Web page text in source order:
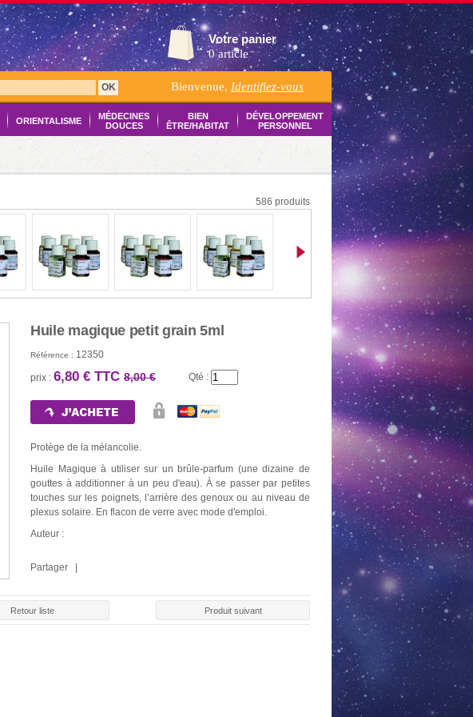
Votre panier
0 article
OK Bienvenue, Identifiez-vous
ORIENTALISME
MÉDECINES
DOUCES
BIEN
ÊTRE/HABITAT
DÉVELOPPEMENT
PERSONNEL
NEUVAINE NOIRE
5,20 €
586 produits
Huile magique petit grain 5ml
Référence : 12350
prix : 6,80 € TTC 8,00 € Qté :
Protège de la mélancolie.
Huile Magique à utiliser sur un brûle-parfum (une dizaine de
gouttes à additionner à un peu d'eau). À se passer par petites
touches sur les poignets, l’arrière des genoux ou au niveau de
plexus solaire. En flacon de verre avec mode d'emploi.
Auteur :
Partager |
Retour liste Produit suivant